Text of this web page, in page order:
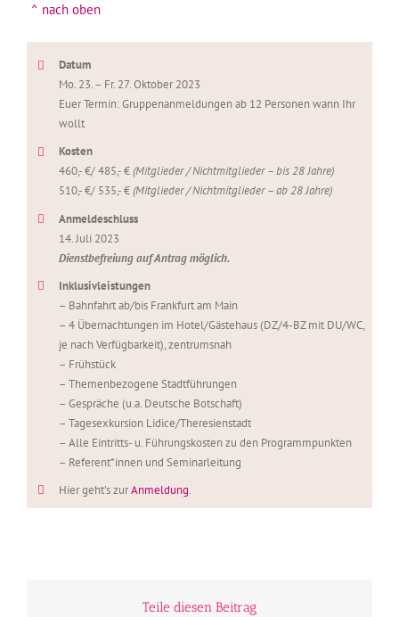
^ nach oben
Datum
Mo. 23. – Fr. 27. Oktober 2023
Euer Termin: Gruppenanmeldungen ab 12 Personen wann Ihr
wollt
Kosten
460,- €/ 485,- €(Mitglieder / Nichtmitglieder – bis 28 Jahre)
510,- €/ 535,- €(Mitglieder / Nichtmitglieder – ab 28 Jahre)
Anmeldeschluss
14. Juli 2023
Dienstbefreiung auf Antrag möglich.
Inklusivleistungen
– Bahnfahrt ab/bis Frankfurt am Main
– 4 Übernachtungen im Hotel/Gästehaus (DZ/4-BZ mit DU/WC,
je nach Verfügbarkeit), zentrumsnah
– Frühstück
– Themenbezogene Stadtführungen
– Gespräche (u.a. Deutsche Botschaft)
– Tagesexkursion Lidice/Theresienstadt
– Alle Eintritts- u. Führungskosten zu den Programmpunkten
– Referent*innen und Seminarleitung
Hier geht’s zurAnmeldung.
Teile diesen Beitrag